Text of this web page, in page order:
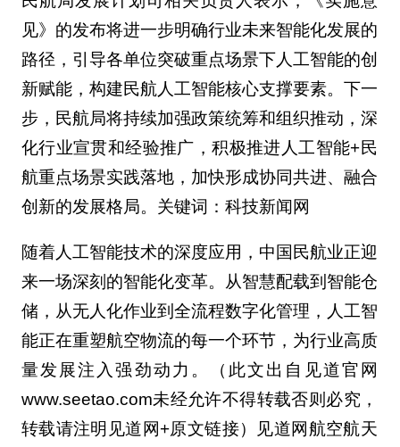
见》的发布将进一步明确行业未来智能化发展的
路径，引导各单位突破重点场景下人工智能的创
新赋能，构建民航人工智能核心支撑要素。下一
步，民航局将持续加强政策统筹和组织推动，深
化行业宣贯和经验推广，积极推进人工智能+民
航重点场景实践落地，加快形成协同共进、融合
创新的发展格局。关键词：科技新闻网
随着人工智能技术的深度应用，中国民航业正迎
来一场深刻的智能化变革。从智慧配载到智能仓
储，从无人化作业到全流程数字化管理，人工智
能正在重塑航空物流的每一个环节，为行业高质
量发展注入强劲动力。（此文出自见道官网
www.seetao.com未经允许不得转载否则必究，
转载请注明见道网+原文链接）见道网航空航天